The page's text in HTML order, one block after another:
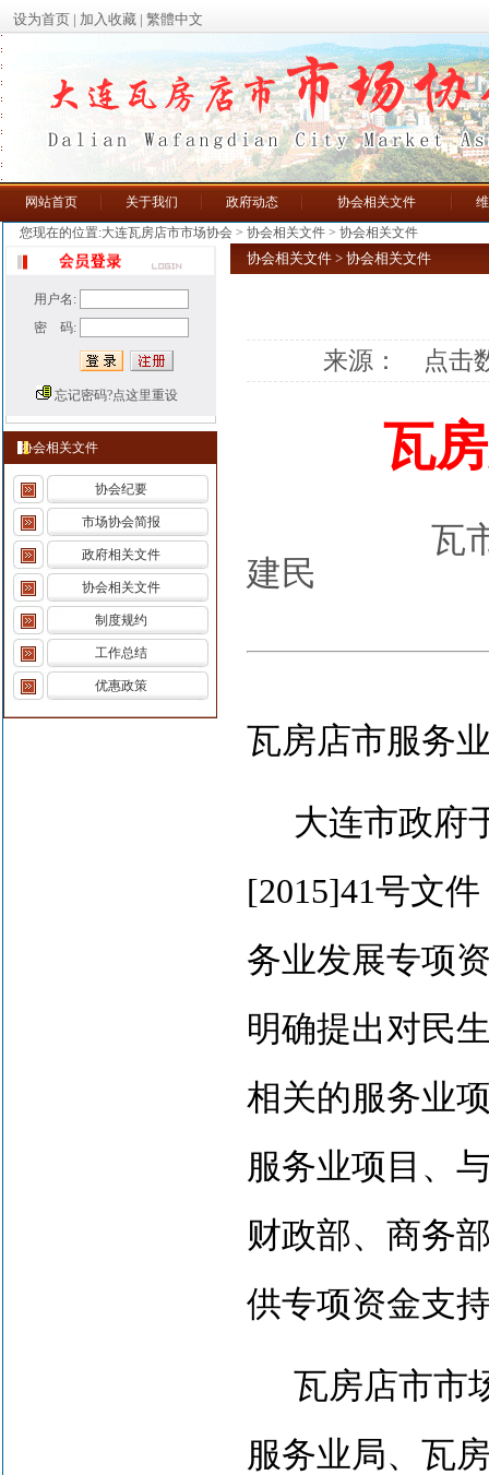
设为首页 | 加入收藏 | 繁體中文
网站首页 关于我们 政府动态 协会相关文件
您现在的位置:大连瓦房店市市场协会 > 协会相关文件 > 协会相关文件
用户名:
密 码:
忘记密码?点这里重设
协会相关文件
协会纪要
市场协会简报
政府相关文件
协会相关文件
制度规约
工作总结
优惠政策
协会相关文件 > 协会相关文件
来源： 点击
瓦
瓦
建民
瓦房店市服务
大连市政府
[2015]41号文件
务业发展专项
明确提出对民
相关的服务业
服务业项目、
财政部、商务
供专项资金支
瓦房店市市
服务业局、瓦